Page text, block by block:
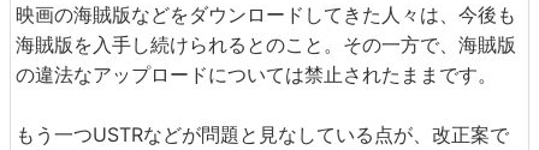
映画の海賊版などをダウンロードしてきた人々は、今後も
海賊版を入手し続けられるとのこと。その一方で、海賊版
の違法なアップロードについては禁止されたままです。
もう一つUSTRなどが問題と見なしている点が、改正案で